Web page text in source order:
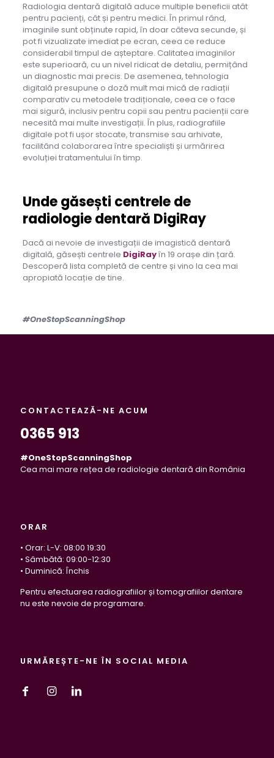
Radiologia dentară digitală aduce multiple beneficii atât
pentru pacienți, cât și pentru medici. În primul rând,
imaginile sunt obținute rapid, în doar câteva secunde, și
pot fi vizualizate imediat pe ecran, ceea ce reduce
considerabil timpul de așteptare. Calitatea imaginilor
este superioară, cu un nivel ridicat de detaliu, permițând
un diagnostic mai precis. De asemenea, tehnologia
digitală presupune o doză mult mai mică de radiații
comparativ cu metodele tradiționale, ceea ce o face
mai sigură, inclusiv pentru copii sau pentru pacienții care
necesită mai multe investigații. În plus, radiografiile
digitale pot fi ușor stocate, transmise sau arhivate,
facilitând colaborarea între specialiști și urmărirea
evoluției tratamentului în timp.
Unde găsești centrele de
radiologie dentară DigiRay
Dacă ai nevoie de investigații de imagistică dentară
digitală, găsești centrele DigiRayîn 19 orașe din țară.
Descoperă lista completă de centre și vino la cea mai
apropiată locație de tine.
#OneStopScanningShop
CONTACTEAZĂ-NE ACUM
0365 913
#OneStopScanningShop
Cea mai mare rețea de radiologie dentară din România
ORAR
• Orar: L-V: 08:00 19:30
• Sâmbătă: 09:00-12:30
• Duminică: Închis
Pentru efectuarea radiografiilor și tomografiilor dentare
nu este nevoie de programare.
URMĂREȘTE-NE ÎN SOCIAL MEDIA